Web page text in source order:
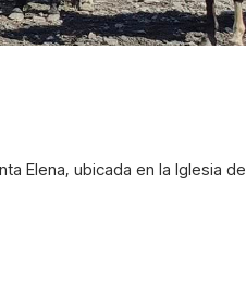
Elena, ubicada en la Iglesia de